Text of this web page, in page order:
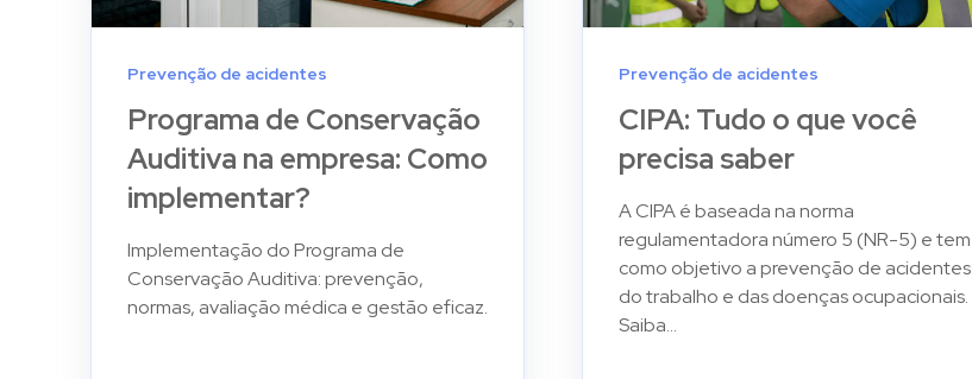
Prevenção de acidentes
Programa de Conservação
Auditiva na empresa: Como
implementar?
Implementação do Programa de
Conservação Auditiva: prevenção,
normas, avaliação médica e gestão eficaz.
Prevenção de acidentes
CIPA: Tudo o que você
precisa saber
A CIPA é baseada na norma
regulamentadora número 5 (NR-5) e tem
como objetivo a prevenção de acidentes
do trabalho e das doenças ocupacionais.
Saiba...